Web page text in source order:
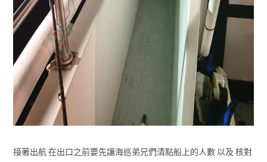
接著出航 在出口之前要先讓海巡弟兄們清點船上的人數 以及 核對